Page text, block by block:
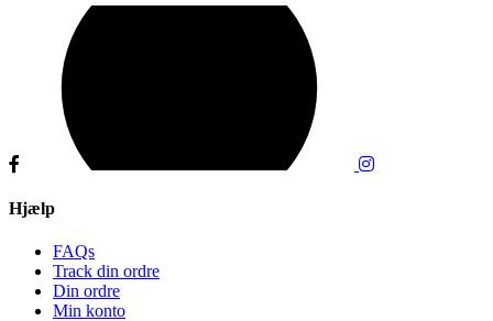
Hjælp
FAQs
Track din ordre
Din ordre
Min konto